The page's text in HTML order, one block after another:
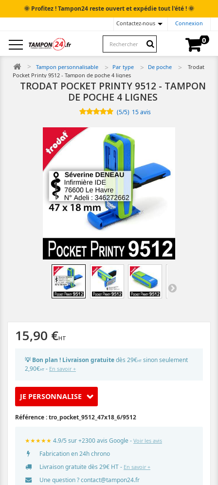
🌞 Profitez ! Tampon24 reste ouvert et expédie tout l'été !🌞
Connexion
Contactez-nous
0
Tampon personnalisable Par type De poche
Trodat
Pocket Printy 9512 - Tampon de poche 4 lignes
TRODAT POCKET PRINTY 9512 - TAMPON
DE POCHE 4 LIGNES
(5/5) 15avis
15,90 €
💡 Bon plan ! Livraison gratuitedès 29€HT sinon seulement
2,90€HT - En savoir +
JE PERSONNALISE
Référence :tro_pocket_9512_47x18_6/9512
★★★★★ 4.9/5 sur +2300 avis Google - Voir les avis
Fabrication en 24h chrono
Livraison gratuite dès 29€ HT - En savoir +
Une question ?contact@tampon24.fr